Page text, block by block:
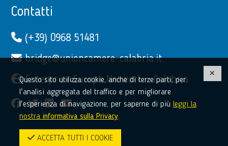
Contatti
(+39) 0968 51481
bridge@unioncamere-calabria.it
Enterprise Europe Network - Calabria
facebook
twitterlinkedinyoutube
Questo sito utilizza cookie, anche di terze parti, per
l'analisi aggregata del traffico e per migliorare
l'esperienza di navigazione, per saperne di più leggi la
nostra informativa sulla Privacy.
ACCETTA TUTTI I COOKIE